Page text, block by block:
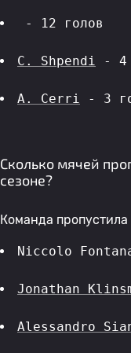
- 12 голов
C. Shpendi - 4
A. Cerri - 3
Сколько мячей
сезоне?
Команда
Niccolo
Jonathan
Alessandro